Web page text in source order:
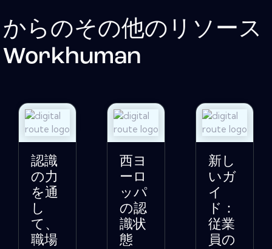
からのその他のリソース
Workhuman
認識
の力
を通
し
て、
職場
西ヨ
ーロ
ッパ
の認
識状
態
新し
いガ
イ
ド：
従業
員の